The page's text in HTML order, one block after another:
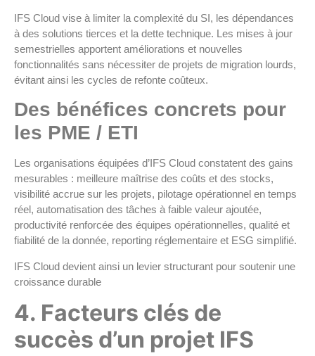
IFS Cloud vise à limiter la complexité du SI, les dépendances
à des solutions tierces et la dette technique. Les mises à jour
semestrielles apportent améliorations et nouvelles
fonctionnalités sans nécessiter de projets de migration lourds,
évitant ainsi les cycles de refonte coûteux.
Des bénéfices concrets pour
les PME / ETI
Les organisations équipées d’IFS Cloud constatent des gains
mesurables : meilleure maîtrise des coûts et des stocks,
visibilité accrue sur les projets, pilotage opérationnel en temps
réel, automatisation des tâches à faible valeur ajoutée,
productivité renforcée des équipes opérationnelles, qualité et
fiabilité de la donnée, reporting réglementaire et ESG simplifié.
IFS Cloud devient ainsi un levier structurant pour soutenir une
croissance durable
4. Facteurs clés de
succès d’un projet IFS